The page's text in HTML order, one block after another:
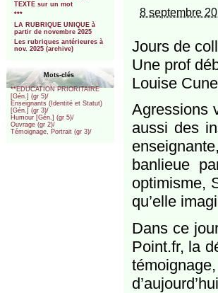
TEXTE sur un mot
***
LA RUBRIQUE UNIQUE à
partir de novembre 2025
Les rubriques antérieures à
nov. 2025 (archive)
Mots-clés
**EDUCATION PRIORITAIRE
[Gén.] (gr 5)/
Enseignants (Identité et Statut)
[Gén.] (gr 3)/
Humour [Gén.] (gr 5)/
Ouvrage (gr 2)/
Témoignage, Portrait (gr 3)/
8 septembre
Jours de
Une prof
Louise
Agressions
aussi des
banlieue
optimisme,
qu’elle
Dans ce
Point.fr, la